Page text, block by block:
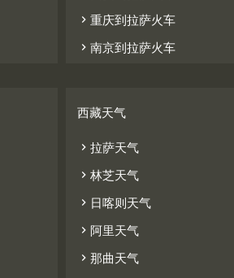
 重庆到拉萨火车
 南京到拉萨火车
西藏天气
 拉萨天气
 林芝天气
 日喀则天气
 阿里天气
 那曲天气